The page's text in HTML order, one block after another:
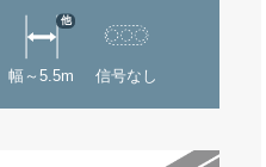
幅～5.5m
他
信号なし